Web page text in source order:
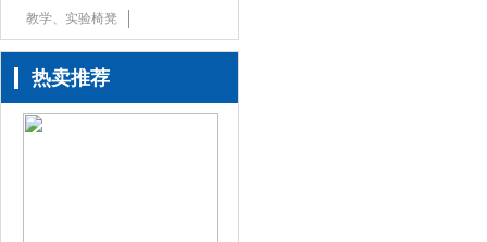
教学、实验椅凳
热卖推荐